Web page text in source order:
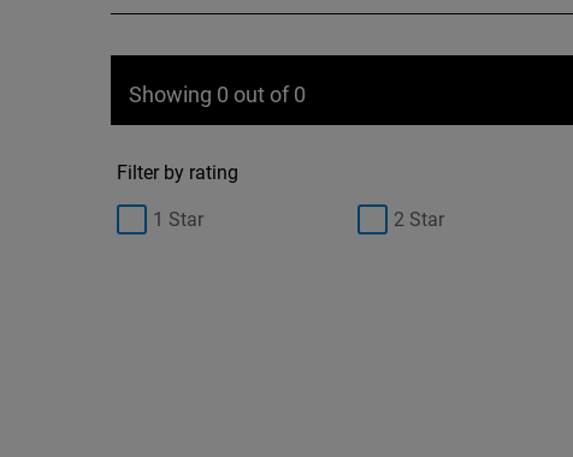
Showing 0 out of 0
Filter by rating
1 Star 2 Star